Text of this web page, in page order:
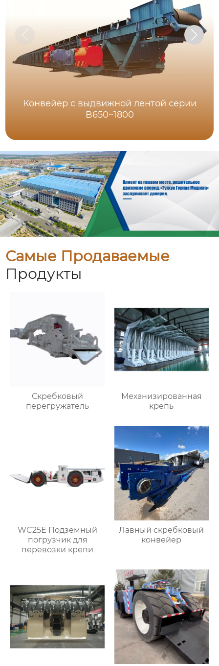
Конвейер с выдвижной лентой серии
B650~1800
Самые Продаваемые
Продукты
Скребковый
перегружатель
Механизированная
крепь
WC25E Подземный
погрузчик для
перевозки крепи
Лавный скребковый
конвейер